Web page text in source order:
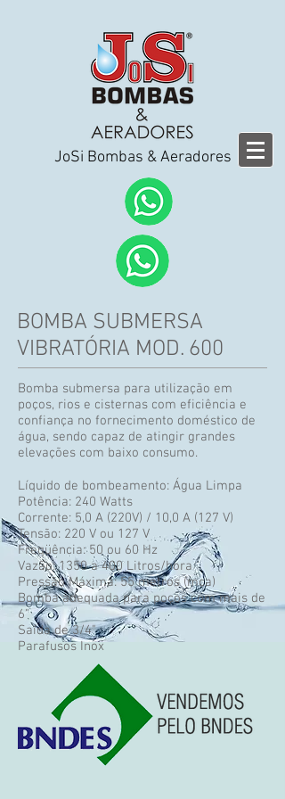
JoSi Bombas & Aeradores
BOMBA SUBMERSA
VIBRATÓRIA MOD. 600
Bomba submersa para utilização em
poços, rios e cisternas com eficiência e
confiança no fornecimento doméstico de
água, sendo capaz de atingir grandes
elevações com baixo consumo.
Líquido de bombeamento: Água Limpa
Potência: 240 Watts
Corrente: 5,0 A (220V) / 10,0 A (127 V)
Tensão: 220 V ou 127 V
Freqüência: 50 ou 60 Hz
Vazão: 1350 a 400 Litros/hora
Pressão Máxima: 55 metros (mca)
Bomba adequada para poços com mais de
6"
Saída de 3/4"
Parafusos Inox